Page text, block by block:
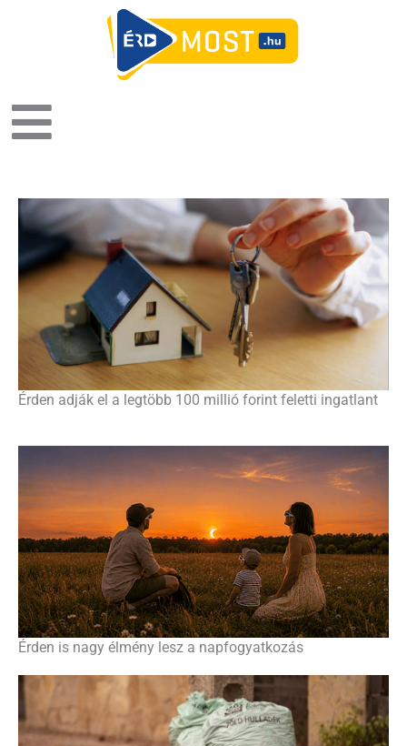
Érden adják el a legtöbb 100 millió forint feletti ingatlant
Érden is nagy élmény lesz a napfogyatkozás